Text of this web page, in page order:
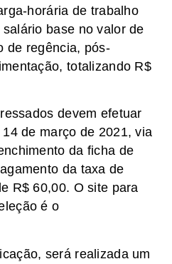
horária de trabalho
base no valor de
de regência, pós-
totalizando R$
devem efetuar
de março de 2021, via
da ficha de
da taxa de
R$ 60,00. O site para
é o
será realizada um